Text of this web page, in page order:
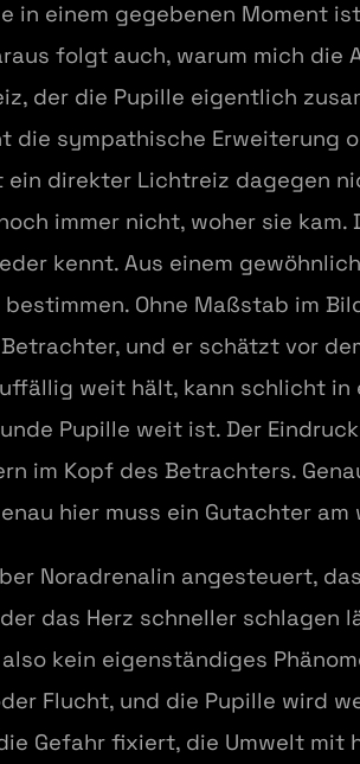
in einem gegebenen Moment
folgt auch, warum mich
der die Pupille eigentlich
die sympathische Erweiterung
direkter Lichtreiz dagegen
immer nicht, woher sie
kennt. Aus einem
Ohne Maßstab im
und er schätzt vor
weit hält, kann schlicht
Pupille weit ist. Der
im Kopf des Betrachters.
hier muss ein Gutachter am
Noradrenalin angesteuert,
das Herz schneller
kein eigenständiges
Flucht, und die Pupille wird
Gefahr fixiert, die Umwelt